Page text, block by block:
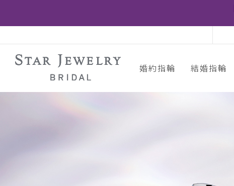
婚約指輪 結婚指輪